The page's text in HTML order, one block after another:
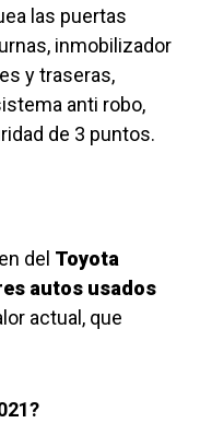
las puertas
inmobilizador
y traseras,
anti robo,
de 3 puntos.
del Toyota
autos usados
actual, que